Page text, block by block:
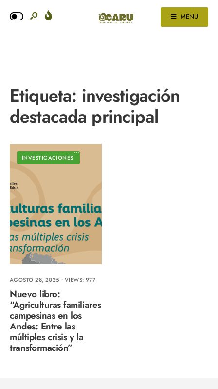
MENU
Etiqueta: investigación
destacada principal
INVESTIGACIONES
AGOSTO 28, 2025 • VIEWS: 977
Nuevo libro:
“Agriculturas familiares
campesinas en los
Andes: Entre las
múltiples crisis y la
transformación”